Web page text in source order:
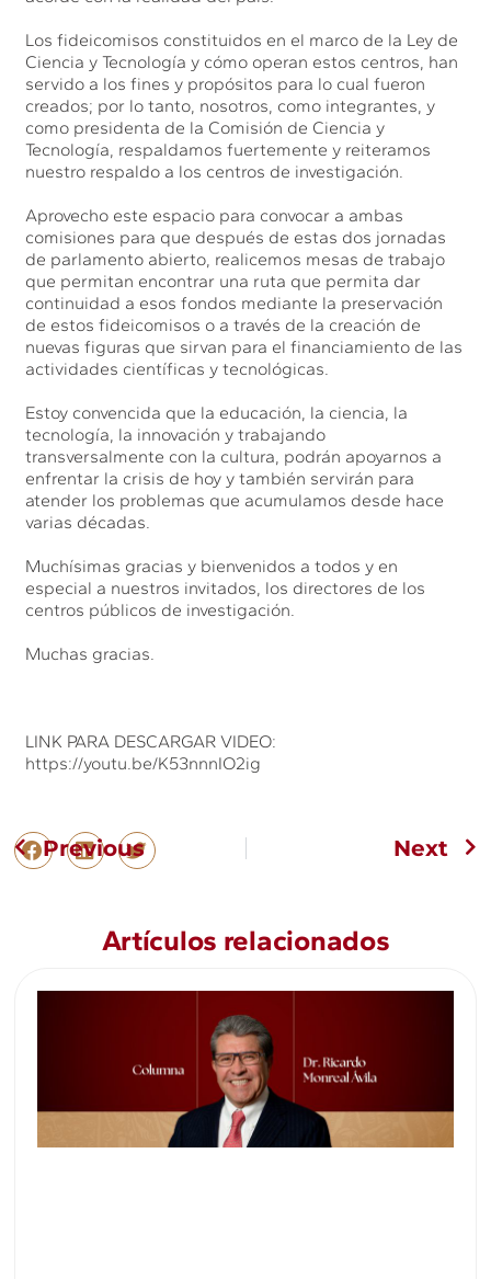
Los fideicomisos constituidos en el marco de la Ley de
Ciencia y Tecnología y cómo operan estos centros, han
servido a los fines y propósitos para lo cual fueron
creados; por lo tanto, nosotros, como integrantes, y
como presidenta de la Comisión de Ciencia y
Tecnología, respaldamos fuertemente y reiteramos
nuestro respaldo a los centros de investigación.
Aprovecho este espacio para convocar a ambas
comisiones para que después de estas dos jornadas
de parlamento abierto, realicemos mesas de trabajo
que permitan encontrar una ruta que permita dar
continuidad a esos fondos mediante la preservación
de estos fideicomisos o a través de la creación de
nuevas figuras que sirvan para el financiamiento de las
actividades científicas y tecnológicas.
Estoy convencida que la educación, la ciencia, la
tecnología, la innovación y trabajando
transversalmente con la cultura, podrán apoyarnos a
enfrentar la crisis de hoy y también servirán para
atender los problemas que acumulamos desde hace
varias décadas.
Muchísimas gracias y bienvenidos a todos y en
especial a nuestros invitados, los directores de los
centros públicos de investigación.
Muchas gracias.
LINK PARA DESCARGAR VIDEO:
https://youtu.be/K53nnnIO2ig
Previous Next
Artículos relacionados